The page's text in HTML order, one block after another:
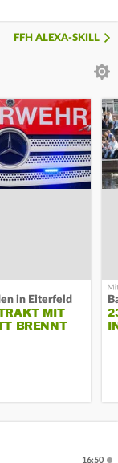
FFH ALEXA-SKILL
in Eiterfeld
MIT
BRENNT
16:50